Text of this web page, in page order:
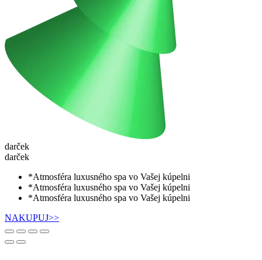
darček
darček
*Atmosféra luxusného spa vo Vašej kúpelni
*Atmosféra luxusného spa vo Vašej kúpelni
*Atmosféra luxusného spa vo Vašej kúpelni
NAKUPUJ>>